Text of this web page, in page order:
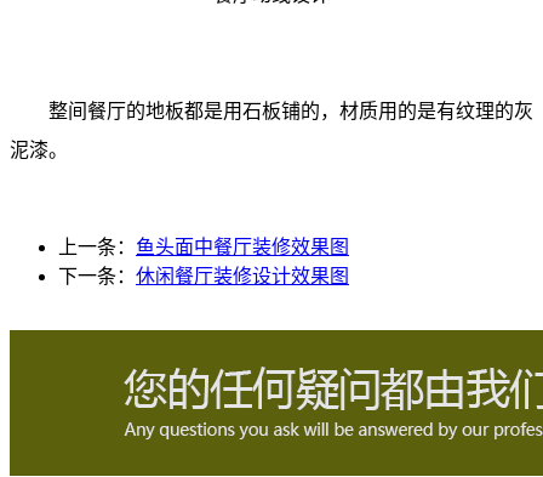
整间餐厅的地板都是用石板铺的，材质用的是有纹理的灰
泥漆。
上一条： 鱼头面中餐厅装修效果图
下一条： 休闲餐厅装修设计效果图